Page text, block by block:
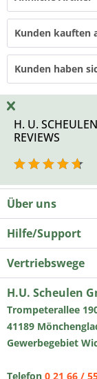
Kunden kauften
Kunden haben
H. U.
REVIEWS
Über uns
Hilfe/Support
Vertriebswege
H.U. Scheulen
Trompeterallee
41189
Gewerbegebiet
Telefon 0 21 66 /